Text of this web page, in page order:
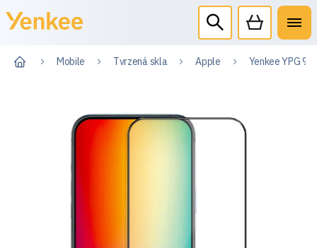
Mobile Tvrzená skla Apple Yenkee YPG 99